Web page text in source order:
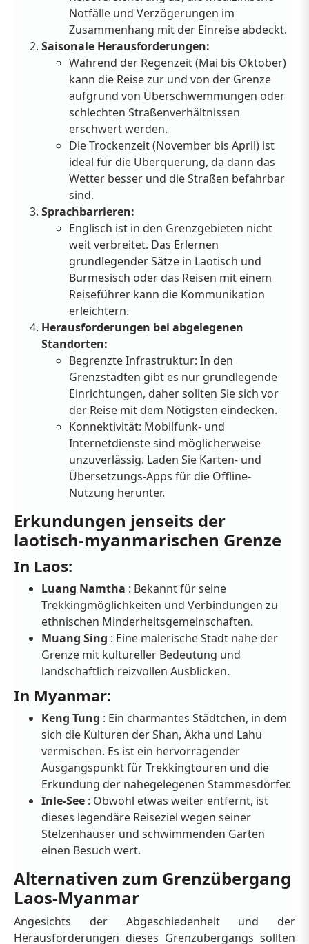
Notfälle und Verzögerungen im
Zusammenhang mit der Einreise abdeckt.
Saisonale Herausforderungen:
Während der Regenzeit (Mai bis Oktober)
kann die Reise zur und von der Grenze
aufgrund von Überschwemmungen oder
schlechten Straßenverhältnissen
erschwert werden.
Die Trockenzeit (November bis April) ist
ideal für die Überquerung, da dann das
Wetter besser und die Straßen befahrbar
sind.
Sprachbarrieren:
Englisch ist in den Grenzgebieten nicht
weit verbreitet. Das Erlernen
grundlegender Sätze in Laotisch und
Burmesisch oder das Reisen mit einem
Reiseführer kann die Kommunikation
erleichtern.
Herausforderungen bei abgelegenen
Standorten:
Begrenzte Infrastruktur: In den
Grenzstädten gibt es nur grundlegende
Einrichtungen, daher sollten Sie sich vor
der Reise mit dem Nötigsten eindecken.
Konnektivität: Mobilfunk- und
Internetdienste sind möglicherweise
unzuverlässig. Laden Sie Karten- und
Übersetzungs-Apps für die Offline-
Nutzung herunter.
Erkundungen jenseits der
laotisch-myanmarischen Grenze
In Laos:
Luang Namtha : Bekannt für seine
Trekkingmöglichkeiten und Verbindungen zu
ethnischen Minderheitsgemeinschaften.
Muang Sing : Eine malerische Stadt nahe der
Grenze mit kultureller Bedeutung und
landschaftlich reizvollen Ausblicken.
In Myanmar:
Keng Tung : Ein charmantes Städtchen, in dem
sich die Kulturen der Shan, Akha und Lahu
vermischen. Es ist ein hervorragender
Ausgangspunkt für Trekkingtouren und die
Erkundung der nahegelegenen Stammesdörfer.
Inle-See : Obwohl etwas weiter entfernt, ist
dieses legendäre Reiseziel wegen seiner
Stelzenhäuser und schwimmenden Gärten
einen Besuch wert.
Alternativen zum Grenzübergang
Laos-Myanmar
Angesichts der Abgeschiedenheit und der
Herausforderungen dieses Grenzübergangs sollten